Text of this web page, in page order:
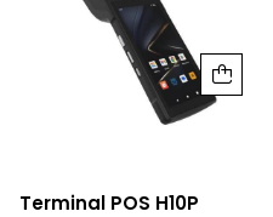
Terminal POS H10P